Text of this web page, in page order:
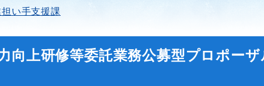
い手支援課
向上研修等委託業務公募型プロポー